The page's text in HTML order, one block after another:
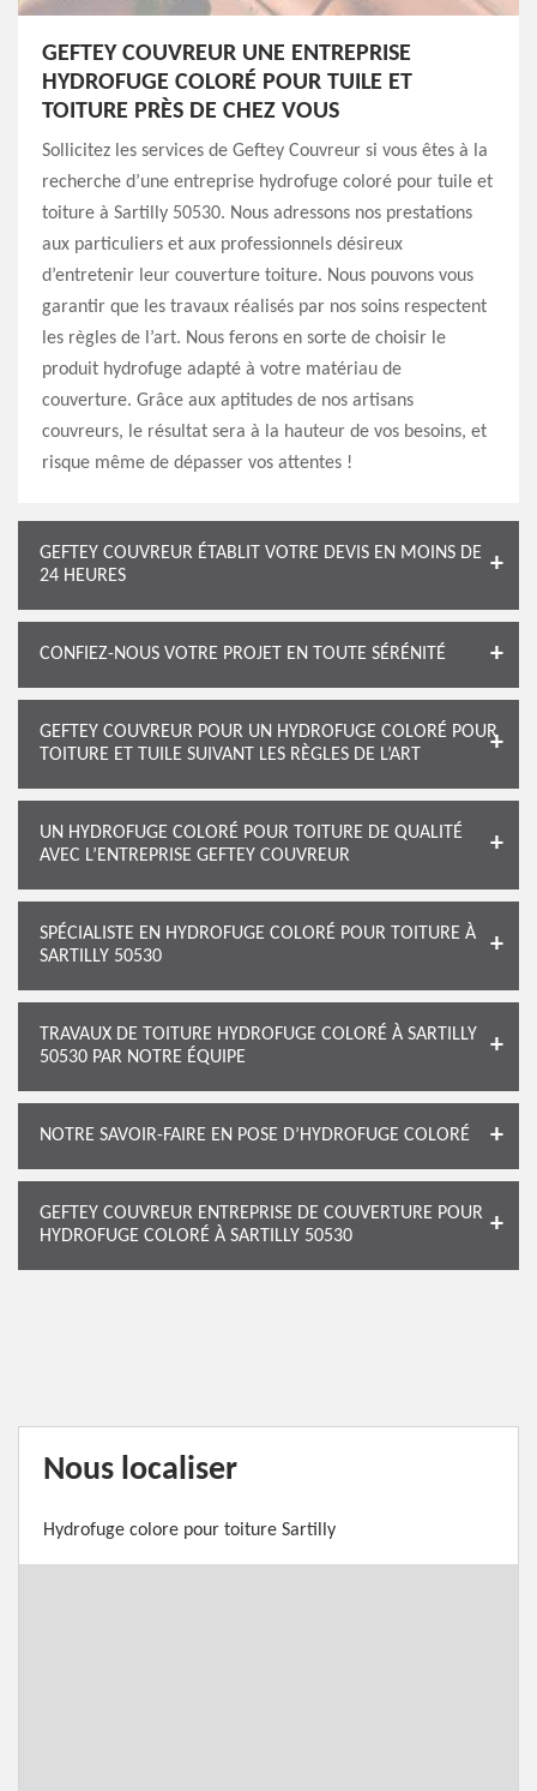
GEFTEY COUVREUR UNE ENTREPRISE
HYDROFUGE COLORÉ POUR TUILE ET
TOITURE PRÈS DE CHEZ VOUS
Sollicitez les services de Geftey Couvreur si vous êtes à la
recherche d’une entreprise hydrofuge coloré pour tuile et
toiture à Sartilly 50530. Nous adressons nos prestations
aux particuliers et aux professionnels désireux
d’entretenir leur couverture toiture. Nous pouvons vous
garantir que les travaux réalisés par nos soins respectent
les règles de l’art. Nous ferons en sorte de choisir le
produit hydrofuge adapté à votre matériau de
couverture. Grâce aux aptitudes de nos artisans
couvreurs, le résultat sera à la hauteur de vos besoins, et
risque même de dépasser vos attentes !
GEFTEY COUVREUR ÉTABLIT VOTRE DEVIS EN MOINS DE
24 HEURES
CONFIEZ-NOUS VOTRE PROJET EN TOUTE SÉRÉNITÉ
GEFTEY COUVREUR POUR UN HYDROFUGE COLORÉ POUR
TOITURE ET TUILE SUIVANT LES RÈGLES DE L’ART
UN HYDROFUGE COLORÉ POUR TOITURE DE QUALITÉ
AVEC L’ENTREPRISE GEFTEY COUVREUR
SPÉCIALISTE EN HYDROFUGE COLORÉ POUR TOITURE À
SARTILLY 50530
TRAVAUX DE TOITURE HYDROFUGE COLORÉ À SARTILLY
50530 PAR NOTRE ÉQUIPE
NOTRE SAVOIR-FAIRE EN POSE D’HYDROFUGE COLORÉ
GEFTEY COUVREUR ENTREPRISE DE COUVERTURE POUR
HYDROFUGE COLORÉ À SARTILLY 50530
Nous localiser
Hydrofuge colore pour toiture Sartilly